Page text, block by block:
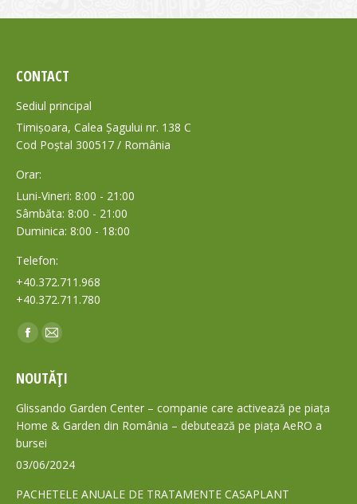
CONTACT
Sediul principal
Timișoara, Calea Șagului nr. 138 C
Cod Poștal 300517 / România
Orar:
Luni-Vineri: 8:00 - 21:00
Sâmbăta: 8:00 - 21:00
Duminica: 8:00 - 18:00
Telefon:
+40.372.711.968
+40.372.711.780
Find us on:
Facebook
opens
in
new
window
Mail
opens
in
new
NOUTĂȚI
Glissando Garden Center – companie care activează pe piața
Home & Garden din România – debutează pe piața AeRO a
bursei
03/06/2024
PACHETELE ANUALE DE TRATAMENTE CASAPLANT